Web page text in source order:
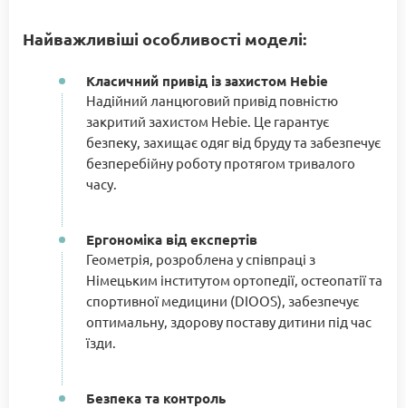
Найважливіші особливості моделі:
Класичний привід із захистом Hebie
Надійний ланцюговий привід повністю
закритий захистом Hebie. Це гарантує
безпеку, захищає одяг від бруду та забезпечує
безперебійну роботу протягом тривалого
часу.
Ергономіка від експертів
Геометрія, розроблена у співпраці з
Німецьким інститутом ортопедії, остеопатії та
спортивної медицини (DIOOS), забезпечує
оптимальну, здорову поставу дитини під час
їзди.
Безпека та контроль